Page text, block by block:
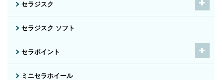
セラジスク
セラジスク ソフト
セラポイント
ミニセラホイール